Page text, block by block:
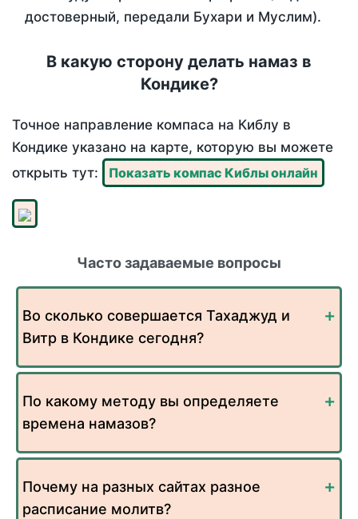
достоверный, передали Бухари и Муслим).
В какую сторону делать намаз в
Кондике?
Точное направление компаса на Киблу в
Кондике указано на карте, которую вы можете
открыть тут:
Показать компас Киблы онлайн
Часто задаваемые вопросы
Во сколько совершается Тахаджуд и
Витр в Кондике сегодня?
По какому методу вы определяете
времена намазов?
Почему на разных сайтах разное
расписание молитв?